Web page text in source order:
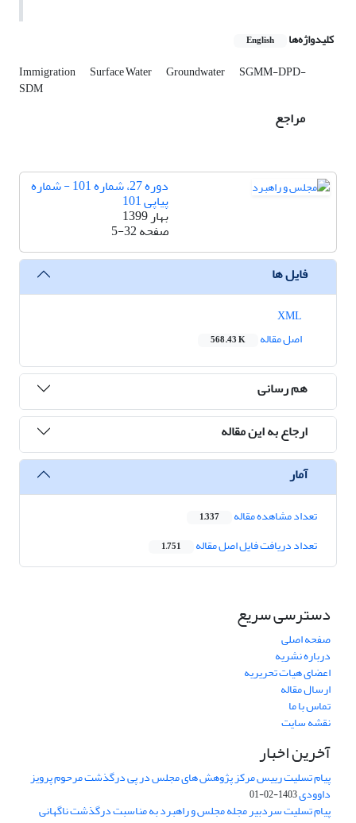
کلیدواژه‌ها English
Immigration Surface Water Groundwater SGMM-DPD-
SDM
مراجع
دوره 27، شماره 101 - شماره
پیاپی 101
بهار 1399
صفحه5-32
فایل ها
اصل مقاله
568.43 K
هم رسانی
ارجاع به این مقاله
آمار
تعداد مشاهده مقاله 1,337
تعداد دریافت فایل اصل مقاله 1,751
دسترسی سریع
صفحه اصلی
درباره نشریه
اعضای هیات تحریریه
ارسال مقاله
تماس با ما
نقشه سایت
آخرین اخبار
پیام تسلیت رییس مرکز پژوهش های مجلس در پی درگذشت مرحوم پرویز
داوودی1403-02-01
پیام تسلیت سردبیر مجله مجلس و راهبرد به مناسبت درگذشت ناگهانی